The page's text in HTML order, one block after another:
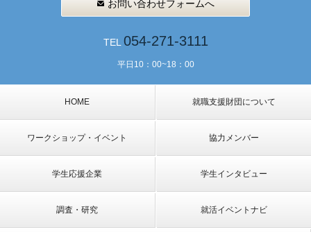
お問い合わせフォームへ
TEL 054-271-3111
平日10：00~18：00
HOME 就職支援財団について
ワークショップ・イベント 協力メンバー
学生応援企業 学生インタビュー
調査・研究 就活イベントナビ